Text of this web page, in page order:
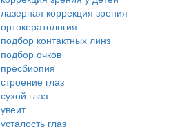
лазерная коррекция зрения
ортокератология
подбор контактных линз
подбор очков
пресбиопия
строение глаз
сухой глаз
увеит
усталость глаз